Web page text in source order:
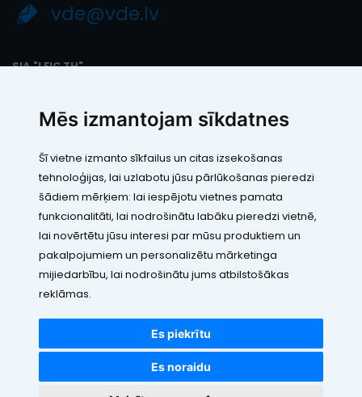
Mēs izmantojam sīkdatnes
Šī vietne izmanto sīkfailus un citas izsekošanas
tehnoloģijas, lai uzlabotu jūsu pārlūkošanas pieredzi
šādiem mērķiem: lai iespējotu vietnes pamata
funkcionalitāti, lai nodrošinātu labāku pieredzi vietnē,
lai novērtētu jūsu interesi par mūsu produktiem un
pakalpojumiem un personalizētu mārketinga
mijiedarbību, lai nodrošinātu jums atbilstošākas
reklāmas.
Es piekrītu
Es noraidu
vde@vde.lv
SIA "LEIC TH"
Juridiskā adrese: Rāmuļu iela 33, Rīga, LV-1005
Banka: Paysera LT, UAB
Konts: LT123500010005426773
Kontakti
©2010 - 2026 VDE.LV
Visas tiesības rezervētas
webbuilding.lv interneta veikalu izstrāde